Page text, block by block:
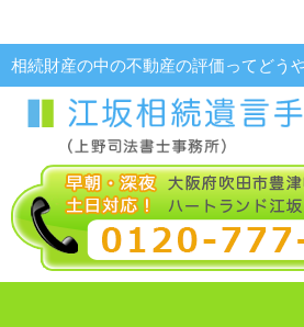
相続財産の中の不動産の評価ってどう